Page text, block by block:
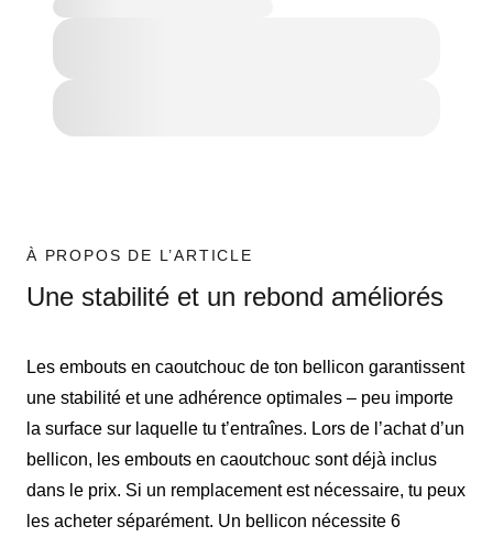
À PROPOS DE L’ARTICLE
Une stabilité et un rebond améliorés
Les embouts en caoutchouc de ton bellicon garantissent
une stabilité et une adhérence optimales – peu importe
la surface sur laquelle tu t’entraînes. Lors de l’achat d’un
bellicon, les embouts en caoutchouc sont déjà inclus
dans le prix. Si un remplacement est nécessaire, tu peux
les acheter séparément. Un bellicon nécessite 6